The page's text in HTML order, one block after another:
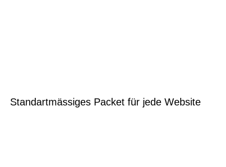
Standartmässiges Packet für jede Website